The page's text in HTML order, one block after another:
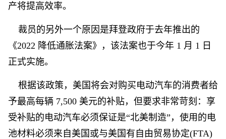
产将提高效率。
裁员的另外一个原因是拜登政府于去年推出的
《2022 降低通胀法案》，该法案也于今年 1 月 1 日
正式实施。
根据该政策，美国将会对购买电动汽车的消费者给
予最高每辆 7,500 美元的补贴，但要求非常苛刻：享
受补贴的电动汽车必须保证是“北美制造”，使用的电
池材料必须来自美国或与美国有自由贸易协定(FTA)